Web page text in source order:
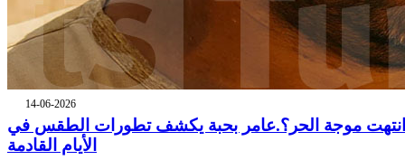
14-06-2026
انتهت موجة الحر؟.عامر بحبة يكشف تطورات الطقس في
الأيام القادمة